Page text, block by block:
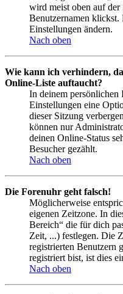
wird meist oben auf der
Benutzernamen klickst.
Einstellungen ändern.
Nach oben
Wie kann ich verhindern,
Online-Liste auftaucht?
In deinem persönlichen
Einstellungen eine
dieser Sitzung
können nur
deinen Online-Status
Besucher gezählt.
Nach oben
Die Forenuhr geht falsch!
Möglicherweise
eigenen Zeitzone. In
Bereich“ die für dich
Zeit, ...) festlegen. Die
registrierten Benutzern
registriert bist, ist dies
Nach oben